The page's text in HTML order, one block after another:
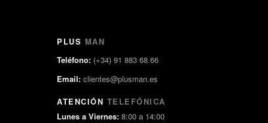
PLUS MAN
Teléfono: (+34) 91 883 68 66
Email: clientes@plusman.es
ATENCIÓN TELEFÓNICA
Lunes a Viernes: 8:00 a 14:00